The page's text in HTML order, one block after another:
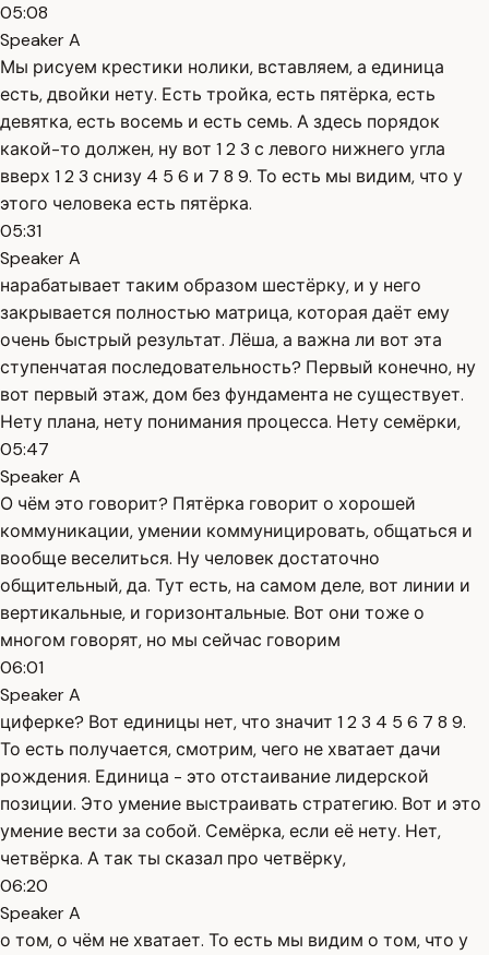
05:08
Speaker A
Мы рисуем крестики нолики, вставляем, а единица
есть, двойки нету. Есть тройка, есть пятёрка, есть
девятка, есть восемь и есть семь. А здесь порядок
какой-то должен, ну вот 1 2 3 с левого нижнего угла
вверх 1 2 3 снизу 4 5 6 и 7 8 9. То есть мы видим, что у
этого человека есть пятёрка.
05:31
Speaker A
нарабатывает таким образом шестёрку, и у него
закрывается полностью матрица, которая даёт ему
очень быстрый результат. Лёша, а важна ли вот эта
ступенчатая последовательность? Первый конечно, ну
вот первый этаж, дом без фундамента не существует.
Нету плана, нету понимания процесса. Нету семёрки,
05:47
Speaker A
О чём это говорит? Пятёрка говорит о хорошей
коммуникации, умении коммуницировать, общаться и
вообще веселиться. Ну человек достаточно
общительный, да. Тут есть, на самом деле, вот линии и
вертикальные, и горизонтальные. Вот они тоже о
многом говорят, но мы сейчас говорим
06:01
Speaker A
циферке? Вот единицы нет, что значит 1 2 3 4 5 6 7 8 9.
То есть получается, смотрим, чего не хватает дачи
рождения. Единица - это отстаивание лидерской
позиции. Это умение выстраивать стратегию. Вот и это
умение вести за собой. Семёрка, если её нету. Нет,
четвёрка. А так ты сказал про четвёрку,
06:20
Speaker A
о том, о чём не хватает. То есть мы видим о том, что у